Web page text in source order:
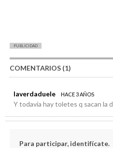
PUBLICIDAD
COMENTARIOS (1)
laverdaduele HACE 3 AÑOS
Y todavía hay toletes q sacan la
Para participar, identifícate.